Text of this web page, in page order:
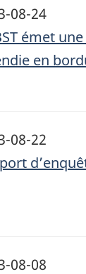
08-24
émet
en
08-22
08-08